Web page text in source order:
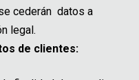
cederán datos a
legal.
de clientes: